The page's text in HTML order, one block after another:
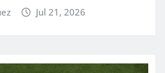
Jul 21, 2026